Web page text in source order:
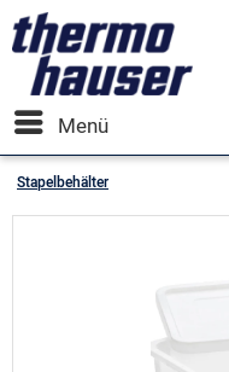
Menü
Stapelbehälter